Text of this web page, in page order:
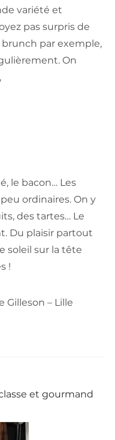
variété et
pas surpris de
par exemple,
On
le bacon… Les
ordinaires. On y
des tartes… Le
Du plaisir partout
soleil sur la tête
!
Gilleson – Lille
et gourmand